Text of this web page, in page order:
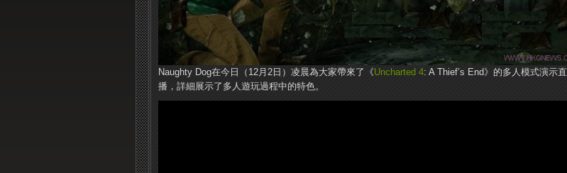
Naughty Dog在今日（12月2日）凌晨為大家帶來了《Uncharted 4: A Thief’s End》的多人模式演示直
播，詳細展示了多人遊玩過程中的特色。